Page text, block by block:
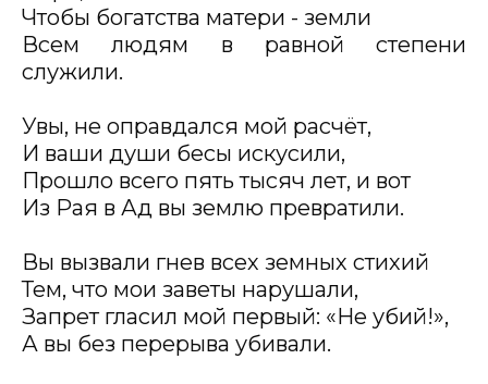
Чтобы богатства матери - земли
Всем людям в равной степени
служили.
Увы, не оправдался мой расчёт,
И ваши души бесы искусили,
Прошло всего пять тысяч лет, и вот
Из Рая в Ад вы землю превратили.
Вы вызвали гнев всех земных стихий
Тем, что мои заветы нарушали,
Запрет гласил мой первый: «Не убий!»,
А вы без перерыва убивали.